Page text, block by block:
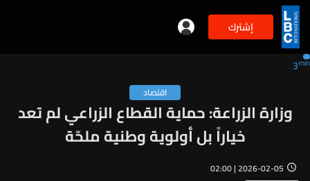
إشترك
اقتصاد
وزارة الزراعة: حماية القطاع الزراعي لم تعد
خياراً بل أولوية وطنية ملحّة
2026-02-05 | 02:00
3min